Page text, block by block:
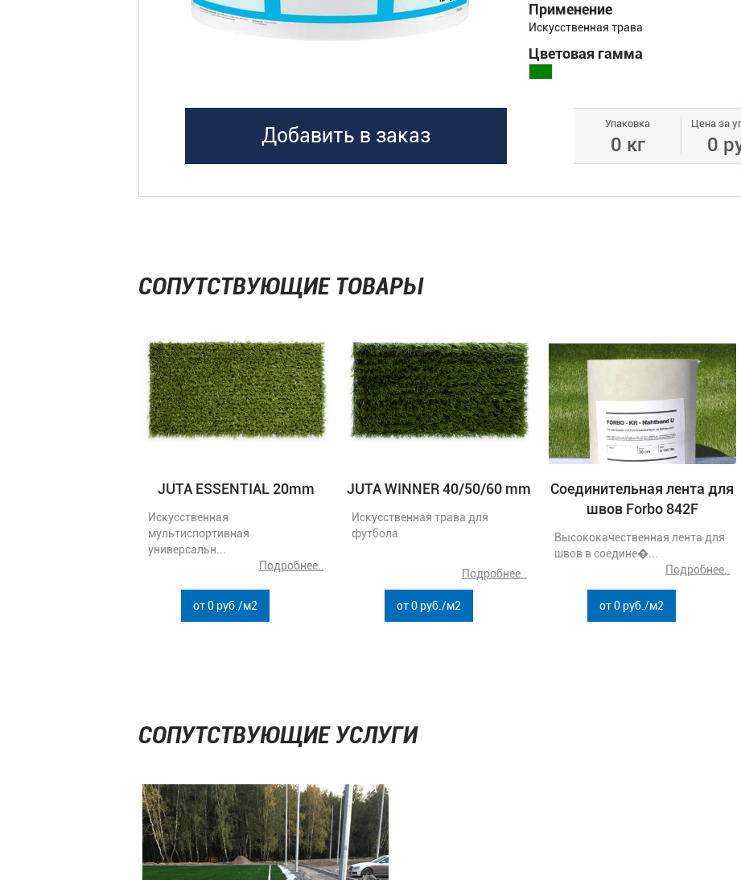
Применение
Искусственная трава
Цветовая гамма
Добавить в заказ
Упаковка
0 кг
Цена за
0
СОПУТСТВУЮЩИЕ ТОВАРЫ
JUTA ESSENTIAL 20mm
Искусственная
мультиспортивная
универсальн...
Подробнее..
от 0 руб./м2
JUTA WINNER 40/50/60 mm
Искусственная трава для
футбола
Подробнее..
от 0 руб./м2
Соединительная лента для
швов Forbo 842F
Высококачественная лента для
швов в соедине�...
Подробнее..
от 0 руб./м2
СОПУТСТВУЮЩИЕ УСЛУГИ